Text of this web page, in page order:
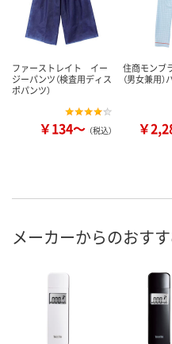
ファーストレイト イー
ジーパンツ（検査用ディス
ポパンツ）
￥134～ （税込）
住商モンブ
（男女兼用）
￥
メーカーからのおす